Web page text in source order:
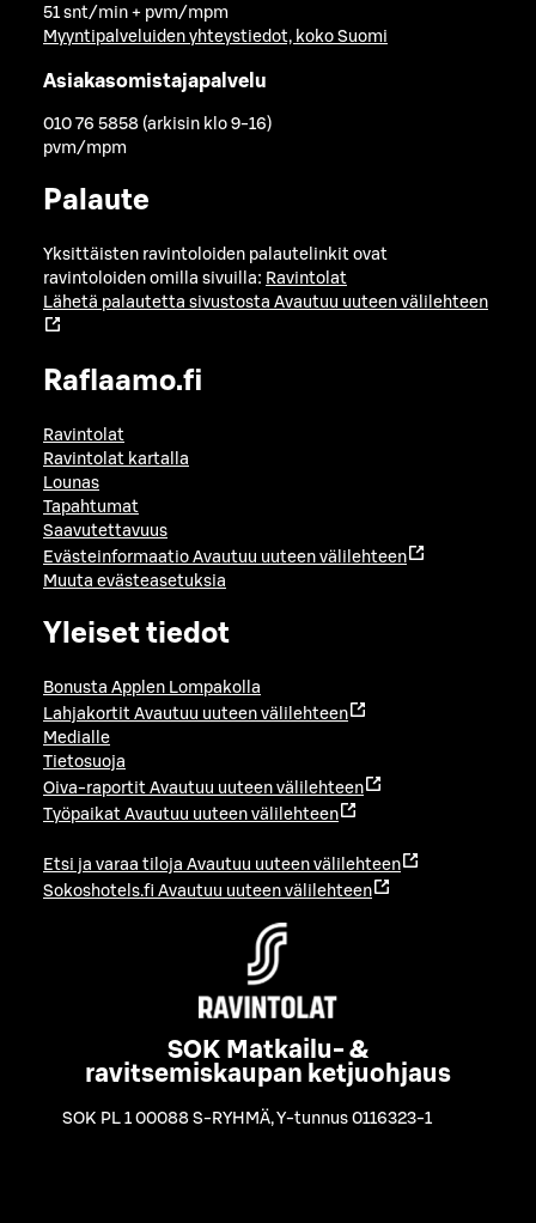
51 snt/min + pvm/mpm
Myyntipalveluiden yhteystiedot, koko Suomi
Asiakasomistajapalvelu
010 76 5858 (arkisin klo 9-16)
pvm/mpm
Palaute
Yksittäisten ravintoloiden palautelinkit ovat
ravintoloiden omilla sivuilla: Ravintolat
Lähetä palautetta sivustosta Avautuu uuteen välilehteen
Raflaamo.fi
Ravintolat
Ravintolat kartalla
Lounas
Tapahtumat
Saavutettavuus
Evästeinformaatio Avautuu uuteen välilehteen
Muuta evästeasetuksia
Yleiset tiedot
Bonusta Applen Lompakolla
Lahjakortit Avautuu uuteen välilehteen
Medialle
Tietosuoja
Oiva-raportit Avautuu uuteen välilehteen
Työpaikat Avautuu uuteen välilehteen
Etsi ja varaa tiloja Avautuu uuteen välilehteen
Sokoshotels.fi Avautuu uuteen välilehteen
SOK Matkailu- &
ravitsemiskaupan ketjuohjaus
SOK PL 1 00088 S-RYHMÄ,Y-tunnus 0116323-1